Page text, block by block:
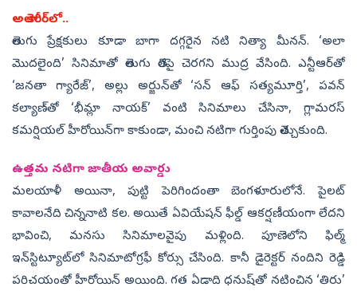
అలా కెరీర్‌లో..
తెలుగు ప్రేక్షకులు కూడా బాగా దగ్గరైన నటి నిత్యా మీనన్‌. ‘అలా
మొదలైంది’ సినిమాతో తెలుగు తెరపై చెరగని ముద్ర వేసింది. ఎన్టీఆర్‌తో
‘జనతా గ్యారేజ్‌’, అల్లు అర్జున్‌తో ‘సన్‌ ఆఫ్‌ సత్యమూర్తి’, పవన్‌
కల్యాణ్‌తో ‘భీమ్లా నాయక్‌’ వంటి సినిమాలు చేసినా, గ్లామరస్‌
కమర్షియల్‌ హీరోయిన్‌గా కాకుండా, మంచి నటిగా గుర్తింపు తెచ్చుకుంది.
ఉత్తమ నటిగా జాతీయ అవార్డు
మలయాళీ అయినా, పుట్టి పెరిగిందంతా బెంగళూరులోనే. పైలట్‌
కావాలనేది చిన్ననాటి కల. అయితే ఏవియేషన్‌ ఫీల్డ్‌ ఆకర్షణీయంగా లేదని
భావించి, మనసు సినిమాలవైపు మళ్లింది. పూణెలోని ఫిల్మ్‌
ఇన్‌స్టిట్యూట్‌లో సినిమాటోగ్రఫీ కోర్సు చేసింది. కానీ డైరెక్టర్‌ నందిని రెడ్డి
పరిచయంతో హీరోయిన్‌ అయింది. గత ఏడాది ధనుష్‌తో నటించిన ‘తిరు’